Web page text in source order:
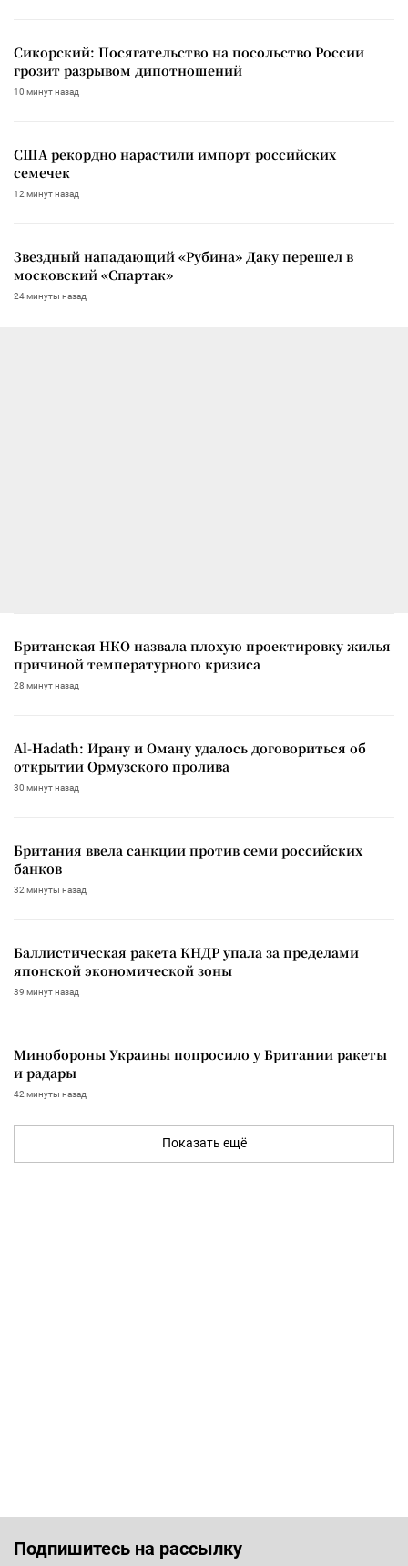
Сикорский: Посягательство на посольство России
грозит разрывом дипотношений
10 минут назад
США рекордно нарастили импорт российских
семечек
12 минут назад
Звездный нападающий «Рубина» Даку перешел в
московский «Спартак»
24 минуты назад
Британская НКО назвала плохую проектировку жилья
причиной температурного кризиса
28 минут назад
Al-Hadath: Ирану и Оману удалось договориться об
открытии Ормузского пролива
30 минут назад
Британия ввела санкции против семи российских
банков
32 минуты назад
Баллистическая ракета КНДР упала за пределами
японской экономической зоны
39 минут назад
Минобороны Украины попросило у Британии ракеты
и радары
42 минуты назад
Показать ещё
Подпишитесь на рассылку